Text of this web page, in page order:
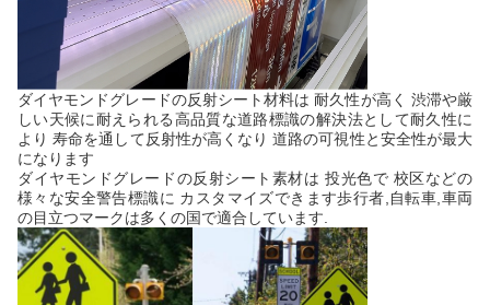
ダイヤモンドグレードの反射シート材料は 耐久性が高く 渋滞や厳
しい天候に耐えられる高品質な道路標識の解決法として耐久性に
より 寿命を通して反射性が高くなり 道路の可視性と安全性が最大
になります
ダイヤモンドグレードの反射シート素材は 投光色で 校区などの
様々な安全警告標識に カスタマイズできます歩行者,自転車,車両
の目立つマークは多くの国で適合しています.